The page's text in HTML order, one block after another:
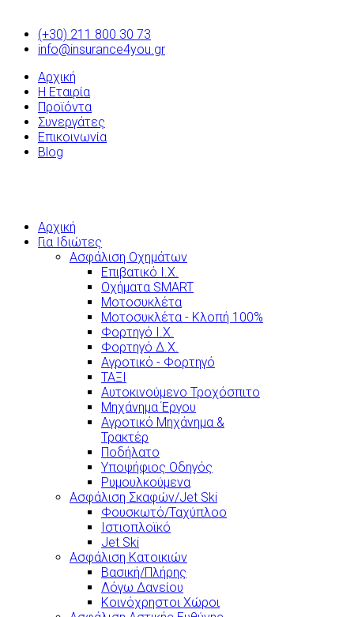
(+30) 211 800 30 73
info@insurance4you.gr
Αρχική
Η Εταιρία
Προϊόντα
Συνεργάτες
Επικοινωνία
Blog
Αρχική
Για Ιδιώτες
Ασφάλιση Οχημάτων
Επιβατικό Ι.Χ.
Οχήματα SMART
Μοτοσυκλέτα
Μοτοσυκλέτα - Κλοπή 100%
Φορτηγό Ι.Χ.
Φορτηγό Δ.Χ.
Αγροτικό - Φορτηγό
ΤΑΞΙ
Αυτοκινούμενο Τροχόσπιτο
Μηχάνημα Έργου
Αγροτικό Μηχάνημα &
Τρακτέρ
Ποδήλατο
Υποψήφιος Οδηγός
Ρυμουλκούμενα
Ασφάλιση Σκαφών/Jet Ski
Φουσκωτό/Ταχύπλοο
Ιστιοπλοϊκό
Jet Ski
Ασφάλιση Κατοικιών
Βασική/Πλήρης
Λόγω Δανείου
Κοινόχρηστοι Χώροι